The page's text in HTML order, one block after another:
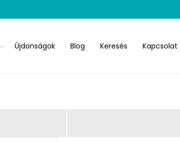
Újdonságok Blog Keresés Kapcsolat